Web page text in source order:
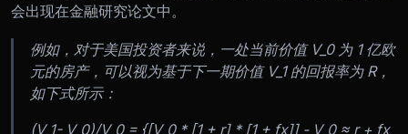
会出现在金融研究论文中。
例如，对于美国投资者来说，一处当前价值 V_0 为 1 亿欧
元的房产，可以视为基于下一期价值 V_1 的回报率为 R，
如下式所示：
(V_1- V_0)/V_0 = {[V_0 * [1 + r] * [1 + fx]] - V_0 ≈ r + fx